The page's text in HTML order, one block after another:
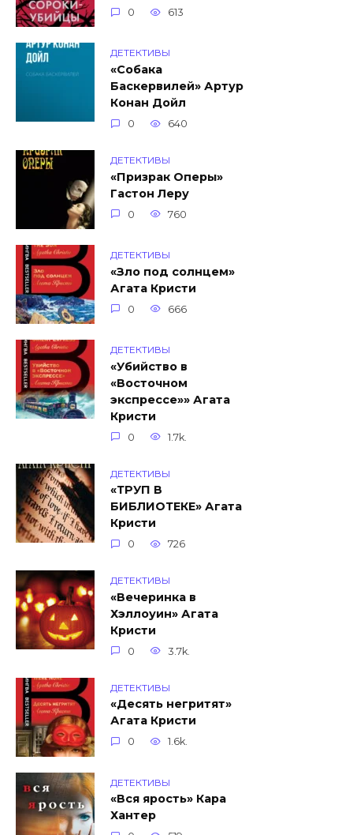
0 613
ДЕТЕКТИВЫ
«Собака
Баскервилей» Артур
Конан Дойл
0 640
ДЕТЕКТИВЫ
«Призрак Оперы»
Гастон Леру
0 760
ДЕТЕКТИВЫ
«Зло под солнцем»
Агата Кристи
0 666
ДЕТЕКТИВЫ
«Убийство в
«Восточном
экспрессе»» Агата
Кристи
0 1.7k.
ДЕТЕКТИВЫ
«ТРУП В
БИБЛИОТЕКЕ» Агата
Кристи
0 726
ДЕТЕКТИВЫ
«Вечеринка в
Хэллоуин» Агата
Кристи
0 3.7k.
ДЕТЕКТИВЫ
«Десять негритят»
Агата Кристи
0 1.6k.
ДЕТЕКТИВЫ
«Вся ярость» Кара
Хантер